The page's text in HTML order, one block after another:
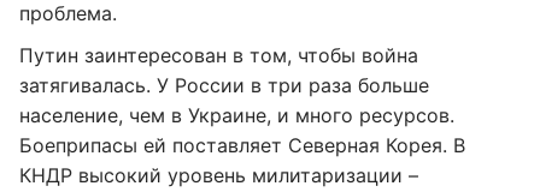
проблема.
Путин заинтересован в том, чтобы война
затягивалась. У России в три раза больше
население, чем в Украине, и много ресурсов.
Боеприпасы ей поставляет Северная Корея. В
КНДР высокий уровень милитаризации –